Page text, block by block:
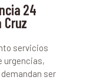
24
servicios
urgencias,
ser